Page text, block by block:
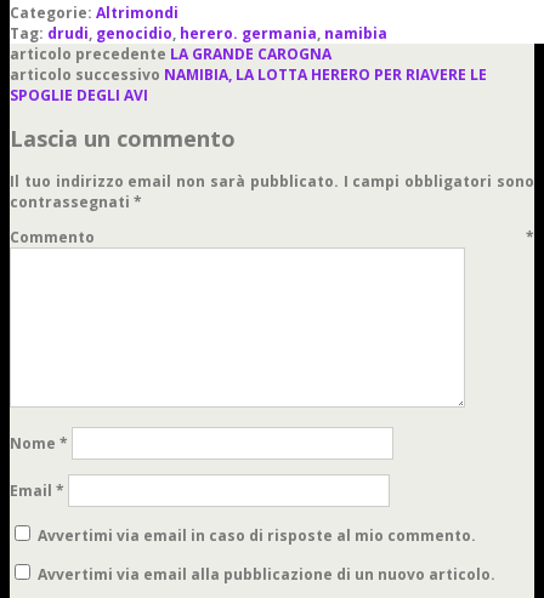
Categorie: Altrimondi
Tag: drudi, genocidio, herero. germania, namibia
articolo precedente LA GRANDE CAROGNA
articolo successivo NAMIBIA, LA LOTTA HERERO PER RIAVERE LE
SPOGLIE DEGLI AVI
Lascia un commento
Il tuo indirizzo email non sarà pubblicato. I campi obbligatori sono
contrassegnati *
Commento *
Nome *
Email *
Avvertimi via email in caso di risposte al mio commento.
Avvertimi via email alla pubblicazione di un nuovo articolo.